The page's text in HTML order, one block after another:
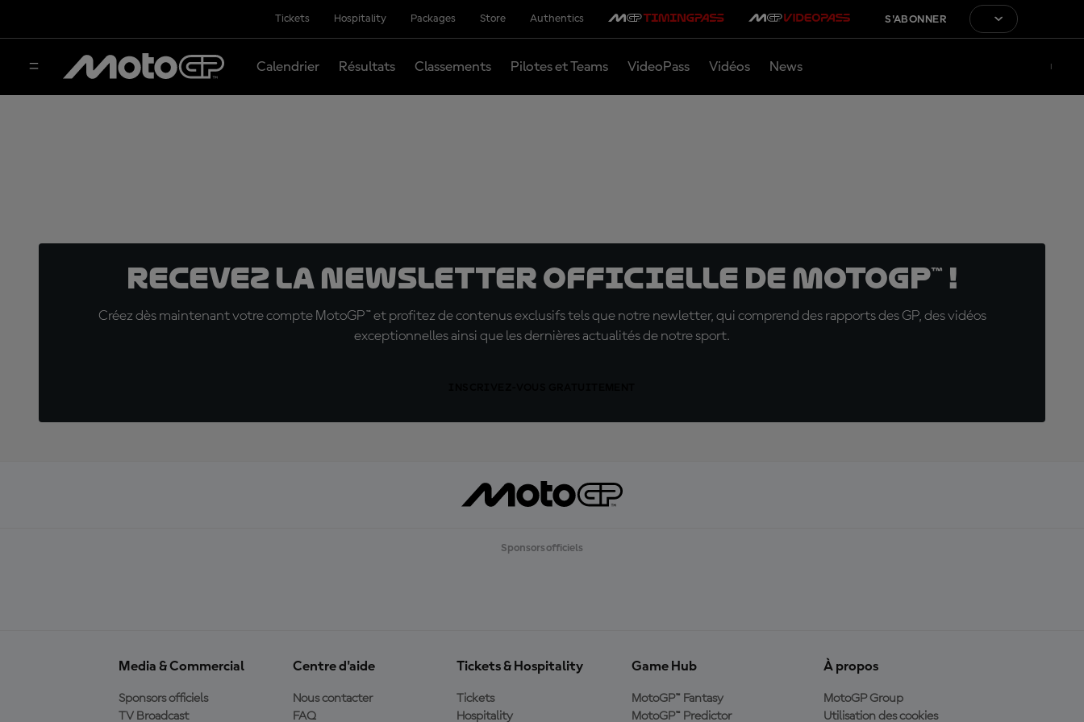
Tickets Hospitality Packages Store Authentics S'ABONNER
Calendrier Résultats Classements Pilotes et Teams VideoPass Vidéos News
Recevez la Newsletter officielle de MotoGP™ !
Créez dès maintenant votre compte MotoGP™ et profitez de contenus exclusifs tels que notre newletter, qui comprend des rapports des GP, des vidéos
exceptionnelles ainsi que les dernières actualités de notre sport.
Sponsors officiels
Media & Commercial
Sponsors officiels
TV Broadcast
Centre d'aide
Nous contacter
FAQ
Tickets & Hospitality
Tickets
Hospitality
Game Hub
MotoGP™ Fantasy
MotoGP™ Predictor
À propos
MotoGP Group
Utilisation des cookies